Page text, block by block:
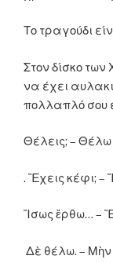
Το τραγούδι
Στον δίσκο
να έχει
πολλαπλό σου
Θέλεις; –
. Ἔχεις κέφι;
Ἴσως ἔρθω… –
Δὲ θέλω. – Μὴν